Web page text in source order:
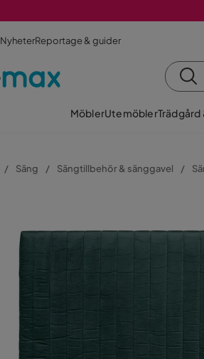
NyheterReportage & guider
MöblerUtemöblerTrädgård
Säng Sängtillbehör & sänggavel